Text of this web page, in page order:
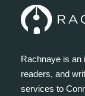
Rachnaye is an
readers, and
services to